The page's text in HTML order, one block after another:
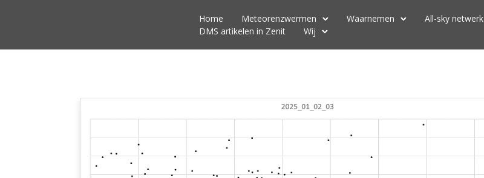
Home Meteorenzwermen Waarnemen All-sky netwerk
DMS artikelen in Zenit
Wij